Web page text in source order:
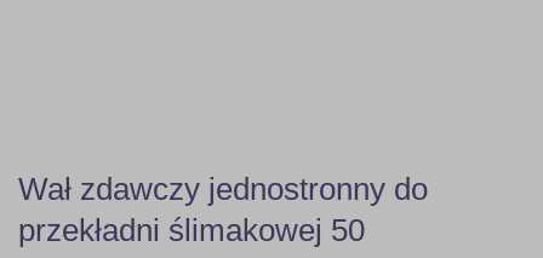
Wał zdawczy jednostronny do
przekładni ślimakowej 50